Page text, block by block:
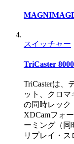
スイッチャー
TriCaster
TriCasterは、
ット、クロマ
の同時レック
XDCamフォ
ーミング（同
リプレイ・ス